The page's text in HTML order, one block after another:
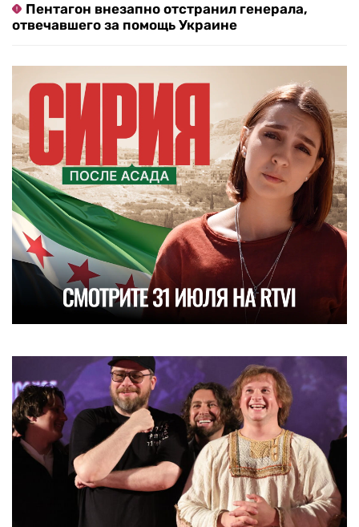
Пентагон внезапно отстранил генерала,
отвечавшего за помощь Украине